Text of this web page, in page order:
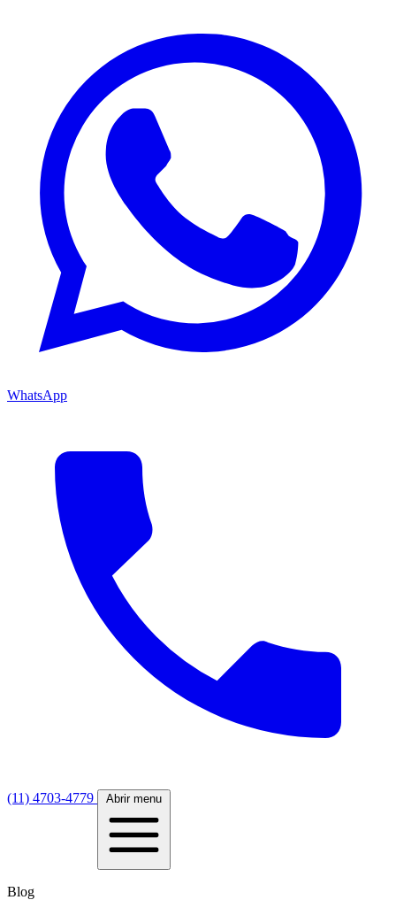
WhatsApp
(11) 4703-4779 Abrir menu
Blog